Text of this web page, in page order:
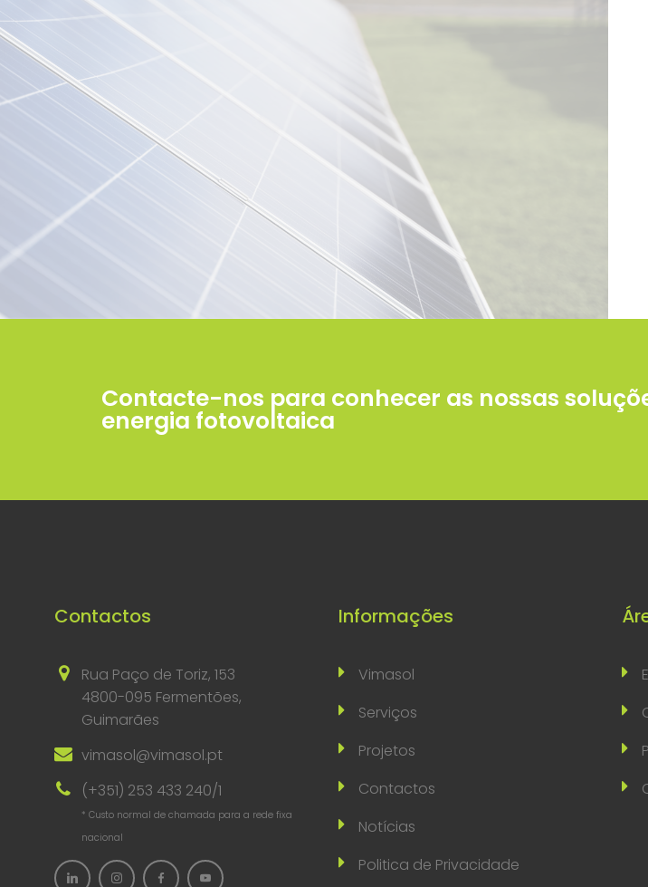
Contacte-nos para conhecer as nossas
energia fotovoltaica
Contactos
Rua Paço de Toriz, 153
4800-095 Fermentões,
Guimarães
vimasol@vimasol.pt
(+351) 253 433 240/1
* Custo normal de chamada para a rede fixa
nacional
Informações
Vimasol
Serviços
Projetos
Contactos
Notícias
Politica de Privacidade